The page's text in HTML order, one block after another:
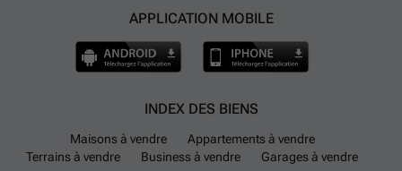
APPLICATION MOBILE
INDEX DES BIENS
Maisons à vendre
Appartements à vendre
Terrains à vendre
Business à vendre Garages à vendre